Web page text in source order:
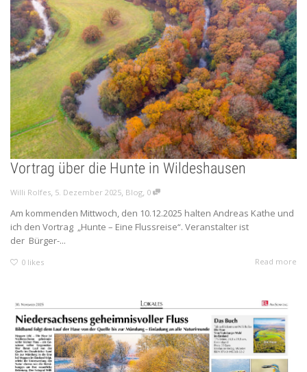
Vortrag über die Hunte in Wildeshausen
Willi Rolfes, 5. Dezember 2025, Blog, 0
Am kommenden Mittwoch, den 10.12.2025 halten Andreas Kathe und
ich den Vortrag „Hunte – Eine Flussreise“. Veranstalter ist
der Bürger-...
0 likes Read more